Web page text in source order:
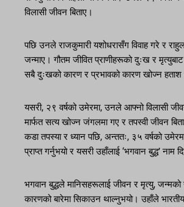
विलासी जीवन बिताए।
पछि उनले राजकुमारी यशोधरासँग विवाह गरे र
जन्माए। गौतम जीवित प्राणीहरूको दुःख र
सबै दुःखको कारण र प्रभावको कारण खोज्न
यसरी, २९ वर्षको उमेरमा, उनले आफ्नो विलासी
मार्फत सत्य खोज्न जंगलमा गए र तपस्वी जीवन
कडा तपस्या र ध्यान पछि, अन्ततः, ३५ वर्षको
प्राप्त गर्नुभयो र यसरी उहाँलाई ‘भगवान बुद्ध’ नाम
भगवान बुद्धले मानिसहरूलाई जीवन र मृत्यु, जन्मको
कारणको बारेमा सिकाउन थाल्नुभयो। उहाँले भारतीय